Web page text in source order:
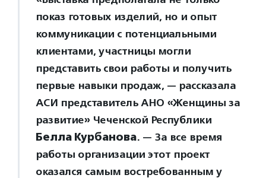
показ готовых изделий, но и опыт
коммуникации с потенциальными
клиентами, участницы могли
представить свои работы и получить
первые навыки продаж, — рассказала
АСИ представитель АНО «Женщины за
развитие» Чеченской Республики
Белла Курбанова. — За все время
работы организации этот проект
оказался самым востребованным у